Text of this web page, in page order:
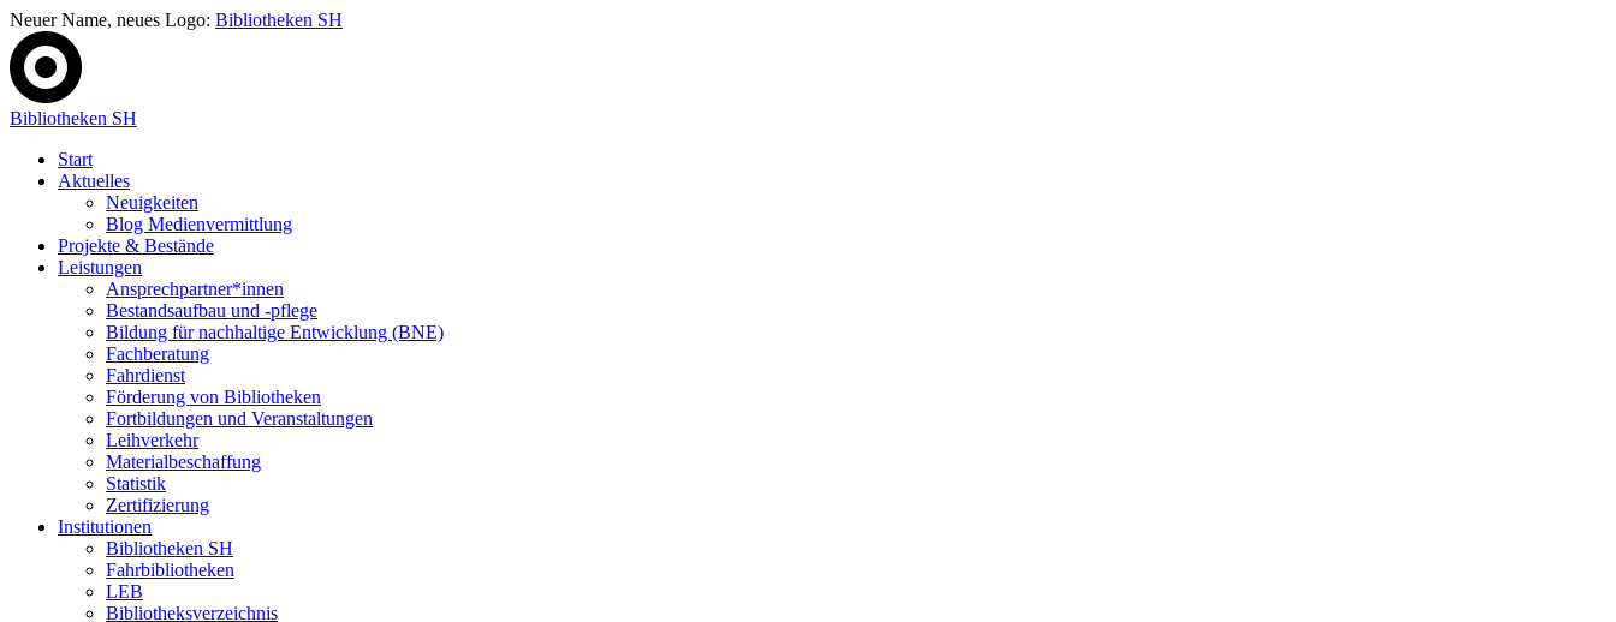
Neuer Name, neues Logo: Bibliotheken SH
Bibliotheken SH
Start
Aktuelles
Neuigkeiten
Blog Medienvermittlung
Projekte & Bestände
Leistungen
Ansprechpartner*innen
Bestandsaufbau und -pflege
Bildung für nachhaltige Entwicklung (BNE)
Fachberatung
Fahrdienst
Förderung von Bibliotheken
Fortbildungen und Veranstaltungen
Leihverkehr
Materialbeschaffung
Statistik
Zertifizierung
Institutionen
Bibliotheken SH
Fahrbibliotheken
LEB
Bibliotheksverzeichnis